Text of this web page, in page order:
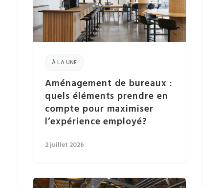
À LA UNE
Aménagement de bureaux :
quels éléments prendre en
compte pour maximiser
l’expérience employé?
2 juillet 2026